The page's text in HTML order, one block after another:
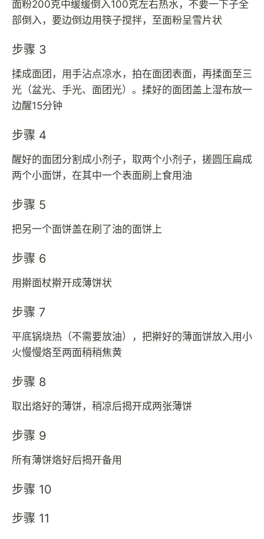
面粉200克中缓缓倒入100克左右热水，不要一下子全
部倒入，要边倒边用筷子搅拌，至面粉呈雪片状
步骤 3
揉成面团，用手沾点凉水，拍在面团表面，再揉面至三
光（盆光、手光、面团光）。揉好的面团盖上湿布放一
边醒15分钟
步骤 4
醒好的面团分割成小剂子，取两个小剂子，搓圆压扁成
两个小面饼，在其中一个表面刷上食用油
步骤 5
把另一个面饼盖在刷了油的面饼上
步骤 6
用擀面杖擀开成薄饼状
步骤 7
平底锅烧热（不需要放油），把擀好的薄面饼放入用小
火慢慢烙至两面稍稍焦黄
步骤 8
取出烙好的薄饼，稍凉后揭开成两张薄饼
步骤 9
所有薄饼烙好后揭开备用
步骤 10
步骤 11